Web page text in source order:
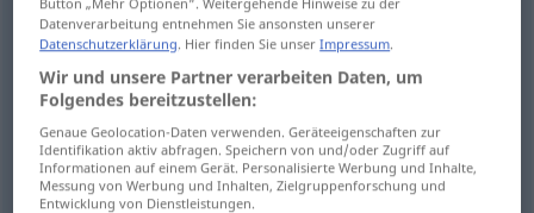
ausrufen proclamer indépendance, etc
proklamieren
bekanntgeben proclamerrésultats
Datenverarbeitung entnehmen Sie ansonsten unserer
Datenschutzerklärung. Hier finden Sie unserImpressum.
Wir und unsere Partner verarbeiten Daten, um
Folgendes bereitzustellen:
Genaue Geolocation-Daten verwenden. Geräteeigenschaften zur
Identifikation aktiv abfragen. Speichern von und/oder Zugriff auf
Informationen auf einem Gerät. Personalisierte Werbung und Inhalte,
Messung von Werbung und Inhalten, Zielgruppenforschung und
Entwicklung von Dienstleistungen.